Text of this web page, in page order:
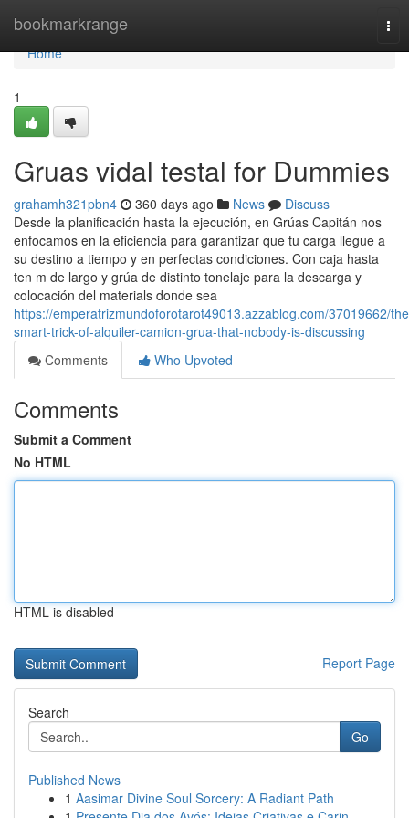
bookmarkrange
Home
Home
1
Gruas vidal testal for Dummies
grahamh321pbn4 360 days ago News
Discuss
Desde la planificación hasta la ejecución, en Grúas Capitán nos
enfocamos en la eficiencia para garantizar que tu carga llegue a
su destino a tiempo y en perfectas condiciones. Con caja hasta
ten m de largo y grúa de distinto tonelaje para la descarga y
colocación del materials donde sea
https://emperatrizmundoforotarot49013.azzablog.com/37019662/
smart-trick-of-alquiler-camion-grua-that-nobody-is-discussing
Comments
Who Upvoted
Comments
Submit a Comment
No HTML
HTML is disabled
Report Page
Search
Go
Published News
1 Aasimar Divine Soul Sorcery: A Radiant Path